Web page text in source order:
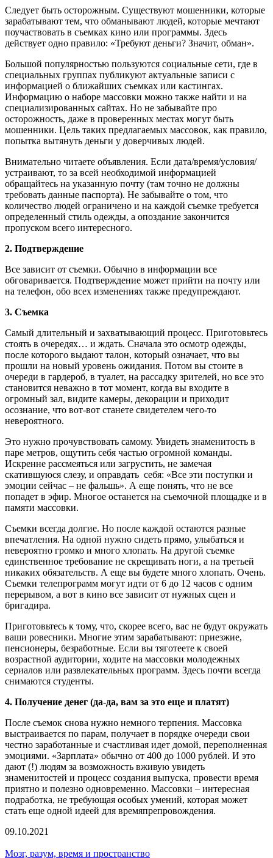
Следует быть осторожным. Существуют мошенники, которые
зарабатывают тем, что обманывают людей, которые мечтают
поучаствовать в съемках кино или программы. Здесь
действует одно правило: «Требуют деньги? Значит, обман».
Большой популярностью пользуются социальные сети, где в
специальных группах публикуют актуальные записи с
информацией о ближайших съемках или кастингах.
Информацию о наборе массовки можно также найти и на
специализированных сайтах. Но не забывайте про
осторожность, даже в проверенных местах могут быть
мошенники. Цель таких предлагаемых массовок, как правило,
попытка вытянуть деньги у доверчивых людей.
Внимательно читаете объявления. Если дата/время/условия/
устраивают, то за всей необходимой информацией
обращайтесь на указанную почту (там точно не должны
требовать данные паспорта). Не забывайте о том, что
количество людей ограничено и на каждой съемке требуется
определенный стиль одежды, а опоздание закончится
пропуском всего интересного.
2. Подтверждение
Все зависит от съемки. Обычно в информации все
обговаривается. Подтверждение может прийти на почту или
на телефон, обо всех изменениях также предупреждают.
3. Съемка
Самый длительный и захватывающий процесс. Приготовьтесь
стоять в очередях… и ждать. Сначала это осмотр одежды,
после которого выдают талон, который означает, что вы
прошли на новый уровень ожидания. Потом вы стоите в
очереди в гардероб, в туалет, на рассадку зрителей, но все это
становится неважно в тот момент, когда вы входите в
огромный зал, видите камеры, декорации и приходит
осознание, что вот-вот станете свидетелем чего-то
невероятного.
Это нужно прочувствовать самому. Увидеть знаменитость в
паре метров, ощутить себя частью огромной команды.
Искренне рассмеяться или загрустить, не замечая
скатившуюся слезу, и оправдать себя: «Все эти поступки и
эмоции сейчас – не фальшь». А еще понять, что не все
попадет в эфир. Многое останется на съемочной площадке и в
памяти массовки.
Съемки всегда долгие. Но после каждой остаются разные
впечатления. На одной нужно сидеть прямо, улыбаться и
невероятно громко и много хлопать. На другой съемке
единственное требование не скрещивать ноги, а на третьей
никаких обязательств. А еще вы будете много хлопать. Очень.
Съемки телепрограмм могут идти от 6 до 12 часов с одним
перерывом, а вот в кино все зависит от нужных сцен и
бригадира.
Приготовьтесь к тому, что, скорее всего, вас не будут окружать
ваши ровесники. Многие этим зарабатывают: приезжие,
пенсионеры, безработные. Если вы тяготеете к своей
возрастной аудитории, ходите на массовки молодежных
сериалов или развлекательных программ. Здесь почти всегда
снимаются студенты.
4. Получение денег (да-да, вам за это еще и платят)
После съемок снова нужно немного терпения. Массовка
выстраивается по парам, получает в порядке очереди свои
честно заработанные и счастливая идет домой, переполненная
эмоциями. «Зарплата» обычно от 400 до 1000 рублей. И это
дают (!) людям за возможность вживую увидеть
знаменитостей и процесс создания выпуска, провести время
приятно и полезно одновременно. Массовки – интересная
подработка, не требующая особых умений, которая может
стать еще одной идеей для времяпрепровождения.
09.10.2021
Мозг, разум, время и пространство